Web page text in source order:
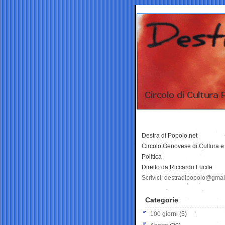
Destra di Popolo.net
Circolo Genovese di Cultura e
Politica
Diretto da Riccardo Fucile
Scrivici:
Categorie
100 giorni (5)